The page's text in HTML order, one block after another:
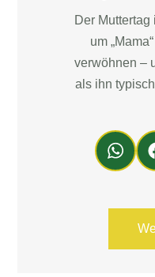
Der Muttertag
um
verwöhnen –
als ihn
Wh
ats